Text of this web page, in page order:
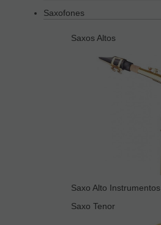
Saxofones
Saxos Altos
Saxo Alto Instrumentos
Saxo Tenor